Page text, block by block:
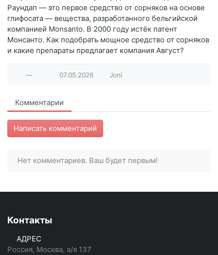
Раундап — это первое средство от сорняков на основе
глифосата — вещества, разработанного бельгийской
компанией Monsanto. В 2000 году истёк патент
Монсанто. Как подобрать мощное средство от сорняков
и какие препараты предлагает компания Август?
— 07.05.2026 Joni
Комментарии
Написать комментарий
Нет комментариев. Ваш будет первым!
Контакты
АДРЕС
Россия, Москва, а/я 137